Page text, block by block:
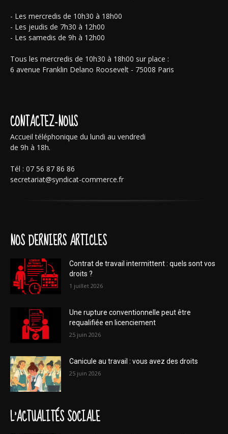
- Les mercredis de 10h30 à 18h00
- Les jeudis de 7h30 à 12h00
- Les samedis de 9h à 12h00
Tous les mercredis de 10h30 à 18h00 sur place :
6 avenue Franklin Delano Roosevelt - 75008 Paris
CONTACTEZ-NOUS
Accueil téléphonique du lundi au vendredi
de 9h à 18h.
Tél : 07 56 87 86 86
secretariat@syndicat-commerce.fr
NOS DERNIERS ARTICLES
Contrat de travail intermittent : quels sont vos
droits ?
1 juillet 2026
Une rupture conventionnelle peut être
requalifiée en licenciement
25 juin 2026
Canicule au travail : vous avez des droits
25 juin 2026
L'ACTUALITÉS SOCIALE